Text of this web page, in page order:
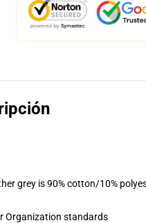
grey is 90% cotton/10%
Organization standards